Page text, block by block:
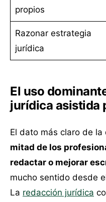
propios
Razonar estrategia
jurídica
El uso
jurídica asistida
El dato más claro de la
mitad de los
redactar o mejorar
mucho sentido desde
La redacción jurídica